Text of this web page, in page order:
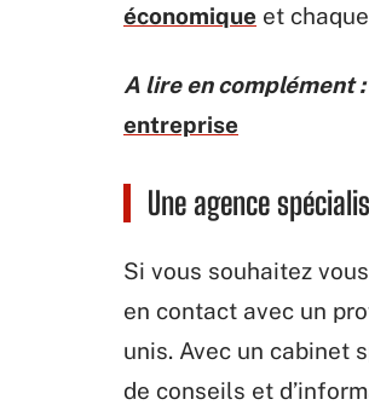
économique et
A lire en complément :
entreprise
Une agence
Si vous souhaitez
en contact avec un
unis. Avec un cabinet
de conseils et